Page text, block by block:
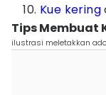
Kue kering
Tips Membuat
ilustrasi meletakkan